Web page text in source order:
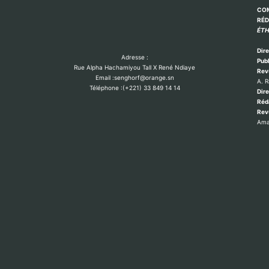
Adresse :
Rue Alpha Hachamiyou Tall X René Ndiaye
Email :senghorf@orange.sn
Téléphone :(+221) 33 849 14 14
A.